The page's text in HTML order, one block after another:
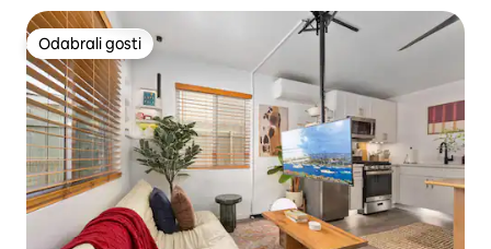
Odabrali gosti
Odabrali gosti